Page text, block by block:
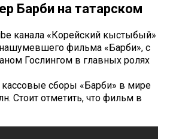
Барби на татарском
канала «Корейский кыстыбый»
фильма «Барби», с
Гослингом в главных ролях
сборы «Барби» в мире
Стоит отметить, что фильм в